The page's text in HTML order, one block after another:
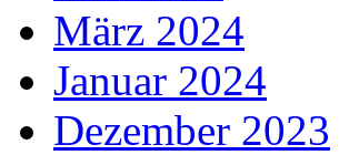
März 2024
Januar 2024
Dezember 2023